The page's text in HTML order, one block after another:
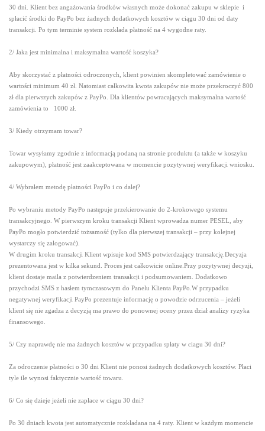
30 dni. Klient bez angażowania środków własnych może dokonać zakupu w sklepie i
spłacić środki do PayPo bez żadnych dodatkowych kosztów w ciągu 30 dni od daty
transakcji. Po tym terminie system rozkłada płatność na 4 wygodne raty.
2/ Jaka jest minimalna i maksymalna wartość koszyka?
Aby skorzystać z płatności odroczonych, klient powinien skompletować zamówienie o
wartości minimum 40 zł. Natomiast całkowita kwota zakupów nie może przekroczyć 800
zł dla pierwszych zakupów z PayPo. Dla klientów powracających maksymalna wartość
zamówienia to 1000 zł.
3/ Kiedy otrzymam towar?
Towar wysyłamy zgodnie z informacją podaną na stronie produktu (a także w koszyku
zakupowym), płatność jest zaakceptowana w momencie pozytywnej weryfikacji wniosku.
4/ Wybrałem metodę płatności PayPo i co dalej?
Po wybraniu metody PayPo następuje przekierowanie do 2-krokowego systemu
transakcyjnego. W pierwszym kroku transakcji Klient wprowadza numer PESEL, aby
PayPo mogło potwierdzić tożsamość (tylko dla pierwszej transakcji – przy kolejnej
wystarczy się zalogować).
W drugim kroku transakcji Klient wpisuje kod SMS potwierdzający transakcję.Decyzja
prezentowana jest w kilka sekund. Proces jest całkowicie online.Przy pozytywnej decyzji,
klient dostaje maila z potwierdzeniem transakcji i podsumowaniem. Dodatkowo
przychodzi SMS z hasłem tymczasowym do Panelu Klienta PayPo.W przypadku
negatywnej weryfikacji PayPo prezentuje informację o powodzie odrzucenia – jeżeli
klient się nie zgadza z decyzją ma prawo do ponownej oceny przez dział analizy ryzyka
finansowego.
5/ Czy naprawdę nie ma żadnych kosztów w przypadku spłaty w ciagu 30 dni?
Za odroczenie płatności o 30 dni Klient nie ponosi żadnych dodatkowych kosztów. Płaci
tyle ile wynosi faktycznie wartość towaru.
6/ Co się dzieje jeżeli nie zapłace w ciągu 30 dni?
Po 30 dniach kwota jest automatycznie rozkładana na 4 raty. Klient w każdym momencie